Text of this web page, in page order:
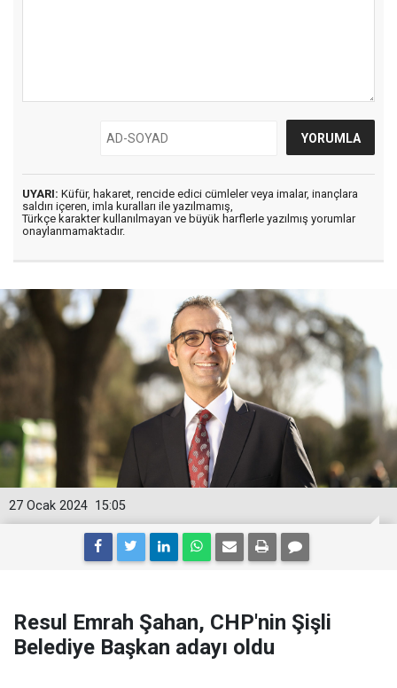
UYARI: Küfür, hakaret, rencide edici cümleler veya imalar, inançlara
saldırı içeren, imla kuralları ile yazılmamış,
Türkçe karakter kullanılmayan ve büyük harflerle yazılmış yorumlar
onaylanmamaktadır.
15:05
27 Ocak 2024
Resul Emrah Şahan, CHP'nin Şişli
Belediye Başkan adayı oldu